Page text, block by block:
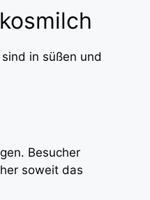
in süßen und
Besucher
soweit das